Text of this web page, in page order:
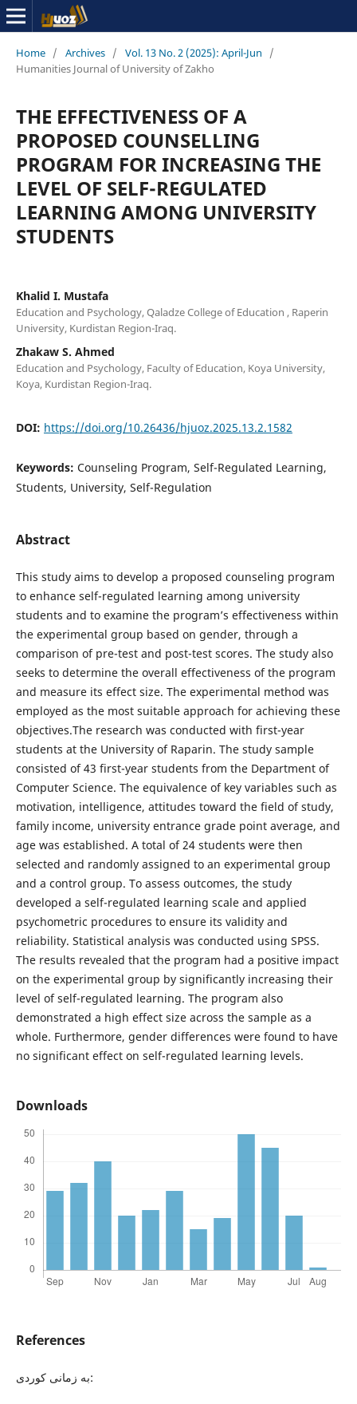
Home / Archives / Vol. 13 No. 2 (2025): April-Jun
/
Humanities Journal of University of Zakho
THE EFFECTIVENESS OF A
PROPOSED COUNSELLING
PROGRAM FOR INCREASING THE
LEVEL OF SELF-REGULATED
LEARNING AMONG UNIVERSITY
STUDENTS
Khalid I. Mustafa
Education and Psychology, Qaladze College of Education , Raperin
University, Kurdistan Region-Iraq.
Zhakaw S. Ahmed
Education and Psychology, Faculty of Education, Koya University,
Koya, Kurdistan Region-Iraq.
DOI: https://doi.org/10.26436/hjuoz.2025.13.2.1582
Keywords: Counseling Program, Self-Regulated Learning,
Students, University, Self-Regulation
Abstract
This study aims to develop a proposed counseling program
to enhance self-regulated learning among university
students and to examine the program’s effectiveness within
the experimental group based on gender, through a
comparison of pre-test and post-test scores. The study also
seeks to determine the overall effectiveness of the program
and measure its effect size. The experimental method was
employed as the most suitable approach for achieving these
objectives.The research was conducted with first-year
students at the University of Raparin. The study sample
consisted of 43 first-year students from the Department of
Computer Science. The equivalence of key variables such as
motivation, intelligence, attitudes toward the field of study,
family income, university entrance grade point average, and
age was established. A total of 24 students were then
selected and randomly assigned to an experimental group
and a control group. To assess outcomes, the study
developed a self-regulated learning scale and applied
psychometric procedures to ensure its validity and
reliability. Statistical analysis was conducted using SPSS.
The results revealed that the program had a positive impact
on the experimental group by significantly increasing their
level of self-regulated learning. The program also
demonstrated a high effect size across the sample as a
whole. Furthermore, gender differences were found to have
no significant effect on self-regulated learning levels.
Downloads
References
بە زمانی کوردی: